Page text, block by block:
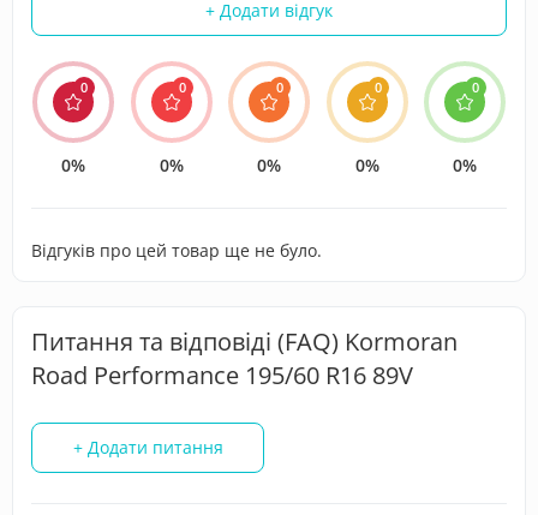
+ Додати відгук
0
0%
0
0%
0
0%
0
0%
0
0%
Відгуків про цей товар ще не було.
Питання та відповіді (FAQ) Kormoran
Road Performance 195/60 R16 89V
+ Додати питання